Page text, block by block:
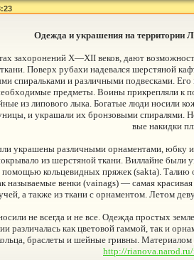
Одежда и украшения на территории
захоронений Х—XII веков, дают
Поверх рубахи надевался шерстяной
спиральками и различными подвесками.
предметы. Воины прикрепляли к
из липового лыка. Богатые люди
и украшали их бронзовыми
вые накидки
украшены различными орнаментами, юбку
из шерстяной ткани. Виллайне
помощью кольцевидных пряжек (sakta).
венки (vainags) — самая
а также из ткани с орнаментом. Летом
не всегда и не все. Одежда простых
различалась как цветовой гаммой, так и
браслеты и шейные гривны. Материалом
http://